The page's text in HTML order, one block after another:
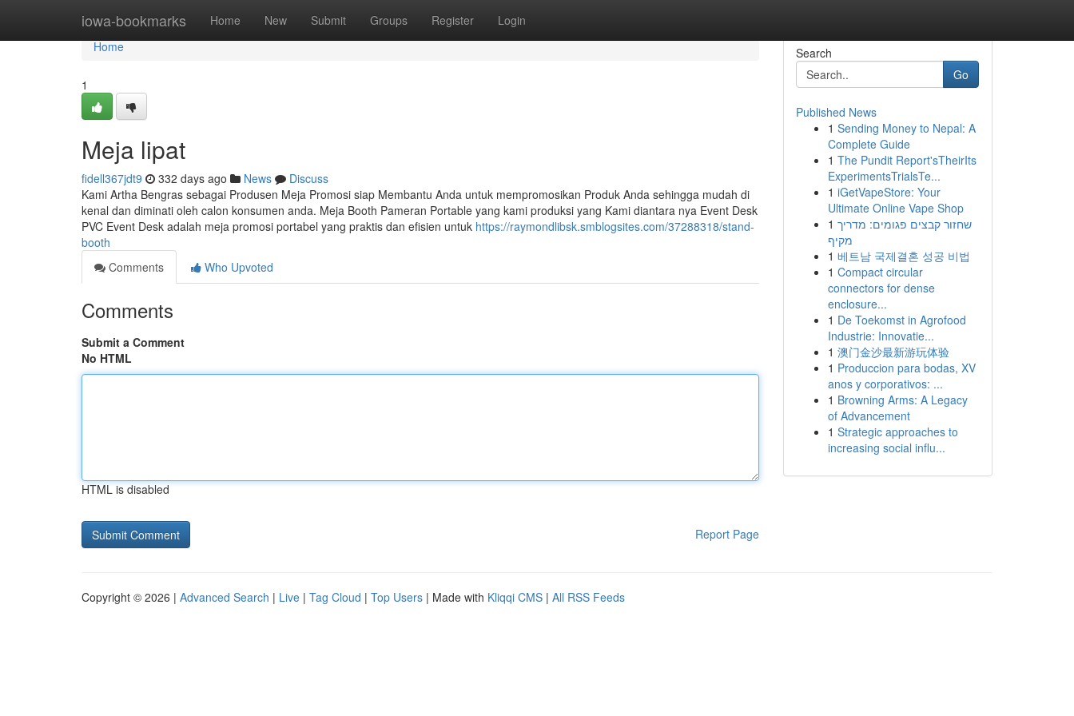
iowa-bookmarks Home New Submit Groups Register Login
Home
Home
1
Meja lipat
fidell367jdt9 332 days ago News
Discuss
Kami Artha Bengras sebagai Produsen Meja Promosi siap Membantu Anda untuk mempromosikan Produk Anda sehingga mudah di
kenal dan diminati oleh calon konsumen anda. Meja Booth Pameran Portable yang kami produksi yang Kami diantara nya Event Desk
PVC Event Desk adalah meja promosi portabel yang praktis dan efisien untuk https://raymondlibsk.smblogsites.com/37288318/stand-
booth
Comments
Who Upvoted
Comments
Submit a Comment
No HTML
HTML is disabled
Report Page
Search
Go
Published News
1 Sending Money to Nepal: A
Complete Guide
1 The Pundit Report'sTheirIts
ExperimentsTrialsTe...
1 iGetVapeStore: Your
Ultimate Online Vape Shop
1 שחזור קבצים פגומים: מדריך
מקיף
1 베트남 국제결혼 성공 비법
1 Compact circular
connectors for dense
enclosure...
1 De Toekomst in Agrofood
Industrie: Innovatie...
1 澳门金沙最新游玩体验
1 Produccion para bodas, XV
anos y corporativos: ...
1 Browning Arms: A Legacy
of Advancement
1 Strategic approaches to
increasing social influ...
Copyright © 2026 | Advanced Search | Live | Tag Cloud | Top Users | Made with Kliqqi CMS | All RSS Feeds